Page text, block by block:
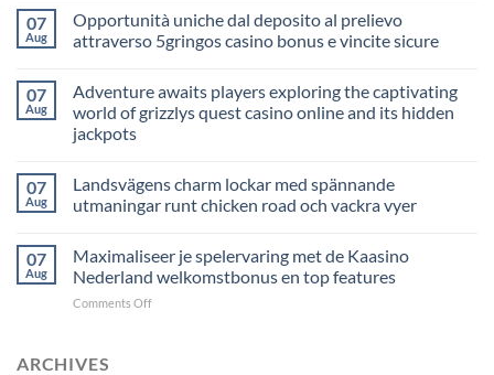
Casino:
vodič
za
i
savjeti
07
Aug
Opportunità uniche dal deposito al prelievo
attraverso 5gringos casino bonus e vincite sicure
07
Aug
Adventure awaits players exploring the captivating
world of grizzlys quest casino online and its hidden
jackpots
07
Aug
Landsvägens charm lockar med spännande
utmaningar runt chicken road och vackra vyer
07
Aug
Maximaliseer je spelervaring met de Kaasino
Nederland welkomstbonus en top features
Comments Offon
ARCHIVES